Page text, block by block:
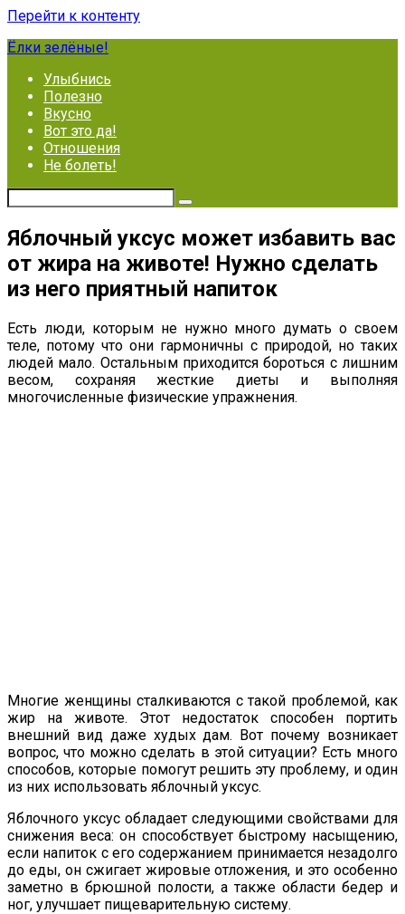
Перейти к контенту
Ёлки зелёные!
Улыбнись
Полезно
Вкусно
Вот это да!
Отношения
Не болеть!
Яблочный уксус может избавить вас
от жира на животе! Нужно сделать
из него приятный напиток
Есть люди, которым не нужно много думать о своем
теле, потому что они гармоничны с природой, но таких
людей мало. Остальным приходится бороться с лишним
весом, сохраняя жесткие диеты и выполняя
многочисленные физические упражнения.
Многие женщины сталкиваются с такой проблемой, как
жир на животе. Этот недостаток способен портить
внешний вид даже худых дам. Вот почему возникает
вопрос, что можно сделать в этой ситуации? Есть много
способов, которые помогут решить эту проблему, и один
из них использовать яблочный уксус.
Яблочного уксус обладает следующими свойствами для
снижения веса: он способствует быстрому насыщению,
если напиток с его содержанием принимается незадолго
до еды, он сжигает жировые отложения, и это особенно
заметно в брюшной полости, а также области бедер и
ног, улучшает пищеварительную систему.